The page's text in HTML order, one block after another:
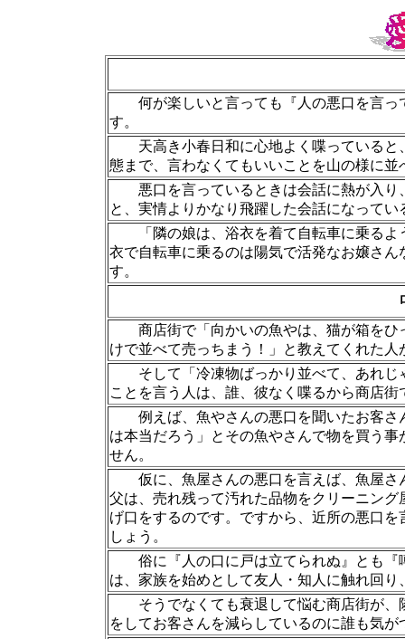
何が楽しいと言っても『人の悪口を言っ
す。
天高き小春日和に心地よく喋っていると
態まで、言わなくてもいいことを山の様に
悪口を言っているときは会話に熱が入り
と、実情よりかなり飛躍した会話になって
「隣の娘は、浴衣を着て自転車に乗るよ
衣で自転車に乗るのは陽気で活発なお嬢さ
す。
商店街で「向かいの魚やは、猫が箱をひ
けで並べて売っちまう！」と教えてくれた人
そして「冷凍物ばっかり並べて、あれじ
ことを言う人は、誰、彼なく喋るから商店
例えば、魚やさんの悪口を聞いたお客さ
は本当だろう」とその魚やさんで物を買う
せん。
仮に、魚屋さんの悪口を言えば、魚屋さ
父は、売れ残って汚れた品物をクリーニン
げ口をするのです。ですから、近所の悪口
しょう。
俗に『人の口に戸は立てられぬ』とも『
は、家族を始めとして友人・知人に触れ回
そうでなくても衰退して悩む商店街が、
をしてお客さんを減らしているのに誰も気